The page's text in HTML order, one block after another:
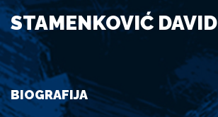
STAMENKOVIĆ DAVID
BIOGRAFIJA